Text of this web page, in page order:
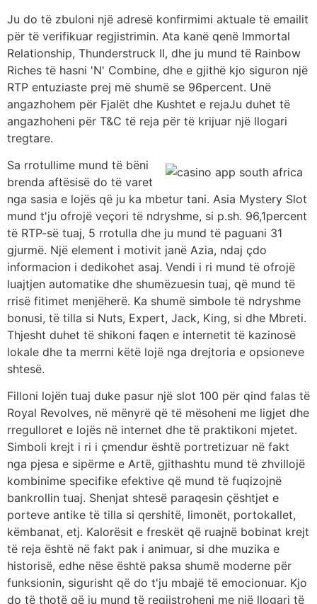
Ju do të zbuloni një adresë konfirmimi aktuale të emailit
për të verifikuar regjistrimin. Ata kanë qenë Immortal
Relationship, Thunderstruck II, dhe ju mund të Rainbow
Riches të hasni 'N' Combine, dhe e gjithë kjo siguron një
RTP entuziaste prej më shumë se 96percent. Unë
angazhohem për Fjalët dhe Kushtet e rejaJu duhet të
angazhoheni për T&C të reja për të krijuar një llogari
tregtare.
Sa rrotullime mund të bëni
brenda aftësisë do të varet
nga sasia e lojës që ju ka mbetur tani. Asia Mystery Slot
mund t'ju ofrojë veçori të ndryshme, si p.sh. 96,1percent
të RTP-së tuaj, 5 rrotulla dhe ju mund të paguani 31
gjurmë. Një element i motivit janë Azia, ndaj çdo
informacion i dedikohet asaj. Vendi i ri mund të ofrojë
luajtjen automatike dhe shumëzuesin tuaj, që mund të
rrisë fitimet menjëherë. Ka shumë simbole të ndryshme
bonusi, të tilla si Nuts, Expert, Jack, King, si dhe Mbreti.
Thjesht duhet të shikoni faqen e internetit të kazinosë
lokale dhe ta merrni këtë lojë nga drejtoria e opsioneve
shtesë.
Filloni lojën tuaj duke pasur një slot 100 për qind falas të
Royal Revolves, në mënyrë që të mësoheni me ligjet dhe
rregulloret e lojës në internet dhe të praktikoni mjetet.
Simboli krejt i ri i çmendur është portretizuar në fakt
nga pjesa e sipërme e Artë, gjithashtu mund të zhvillojë
kombinime specifike efektive që mund të fuqizojnë
bankrollin tuaj. Shenjat shtesë paraqesin çështjet e
porteve antike të tilla si qershitë, limonët, portokallet,
këmbanat, etj. Kalorësit e freskët që ruajnë bobinat krejt
të reja është në fakt pak i animuar, si dhe muzika e
historisë, edhe nëse është paksa shumë moderne për
funksionin, sigurisht që do t'ju mbajë të emocionuar. Kjo
do të thotë që ju mund të regjistroheni me një llogari të